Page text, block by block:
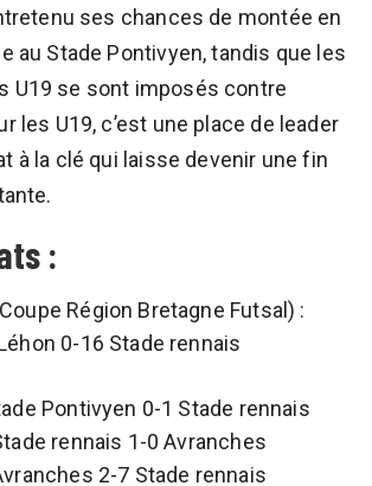
ses chances de montée en
au Stade Pontivyen, tandis que les
U19 se sont imposés contre
les U19, c’est une place de leader
à la clé qui laisse devenir une fin
:
Région Bretagne Futsal) :
0-16 Stade rennais
Pontivyen 0-1 Stade rennais
rennais 1-0 Avranches
2-7 Stade rennais